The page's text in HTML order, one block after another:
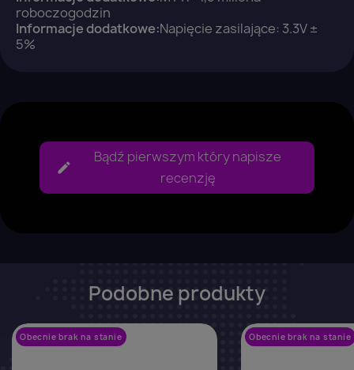
roboczogodzin
Informacje dodatkowe:Napięcie zasilające: 3.3V ±
5%
Bądź pierwszym który napisze
recenzję
Podobne produkty
Obecnie brak na stanie Obecnie brak na stanie